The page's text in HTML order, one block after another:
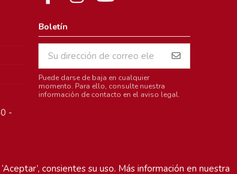
-
Boletín
Puede darse de baja en cualquier
momento. Para ello, consulte nuestra
información de contacto en el aviso legal.
consientes su uso. Más información en nuestra